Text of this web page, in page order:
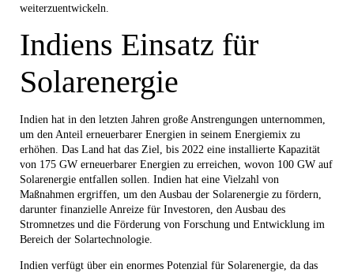
weiterzuentwickeln.
Indiens Einsatz für
Solarenergie
Indien hat in den letzten Jahren große Anstrengungen unternommen,
um den Anteil erneuerbarer Energien in seinem Energiemix zu
erhöhen. Das Land hat das Ziel, bis 2022 eine installierte Kapazität
von 175 GW erneuerbarer Energien zu erreichen, wovon 100 GW auf
Solarenergie entfallen sollen. Indien hat eine Vielzahl von
Maßnahmen ergriffen, um den Ausbau der Solarenergie zu fördern,
darunter finanzielle Anreize für Investoren, den Ausbau des
Stromnetzes und die Förderung von Forschung und Entwicklung im
Bereich der Solartechnologie.
Indien verfügt über ein enormes Potenzial für Solarenergie, da das